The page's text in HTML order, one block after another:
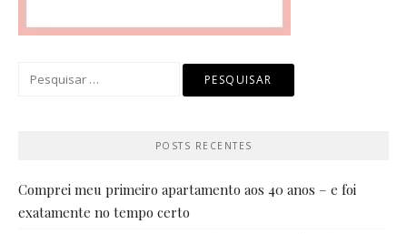
POSTS RECENTES
Comprei meu primeiro apartamento aos 40 anos – e foi
exatamente no tempo certo